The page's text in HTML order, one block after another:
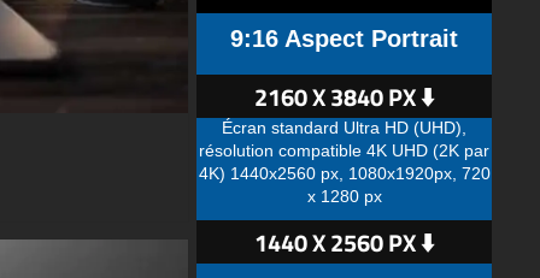
9:16 Aspect Portrait
2160 X 3840 PX ⬇️
Écran standard Ultra HD (UHD),
résolution compatible 4K UHD (2K par
4K) 1440x2560 px, 1080x1920px, 720
x 1280 px
1440 X 2560 PX ⬇️